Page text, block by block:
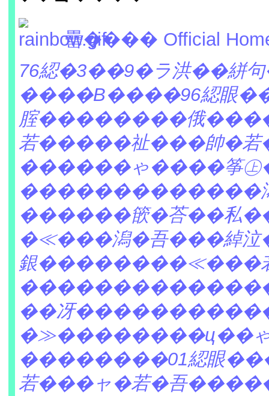
罍���� Official
76綛�3��9�ラ洪��絣
����B����96綛眼
腟��������俄
若�����祉���帥�
������ゃ����筝㊤
�������������潟
������篏�荅��私
�≪���潟�吾���綽
銀��������≪���
��冴
�≫��������ц��
��������01綛眼
若���ャ�若�吾